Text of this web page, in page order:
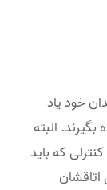
خود یاد
البته
که باید
اتاقشان